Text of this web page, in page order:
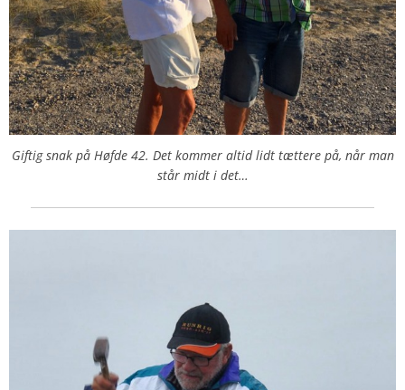
Giftig snak på Høfde 42. Det kommer altid lidt tættere på, når man
står midt i det…